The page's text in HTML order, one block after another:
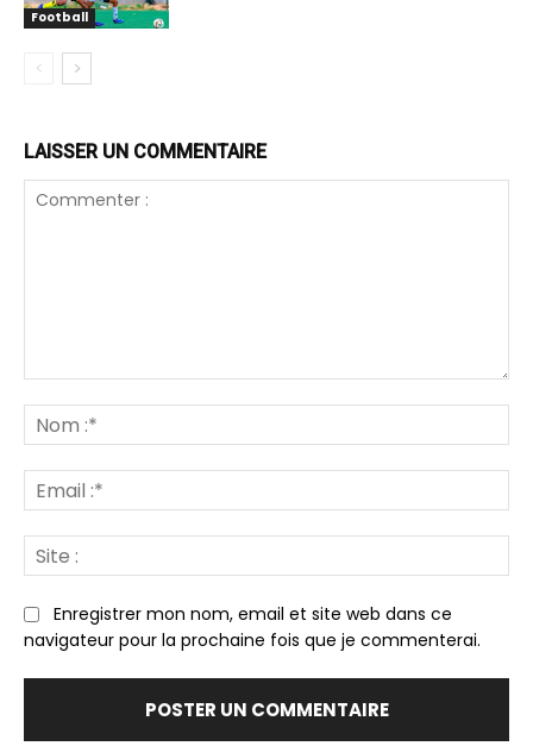
Football
LAISSER UN COMMENTAIRE
:*
:*
:
Enregistrer mon nom, email et site web dans ce
navigateur pour la prochaine fois que je commenterai.